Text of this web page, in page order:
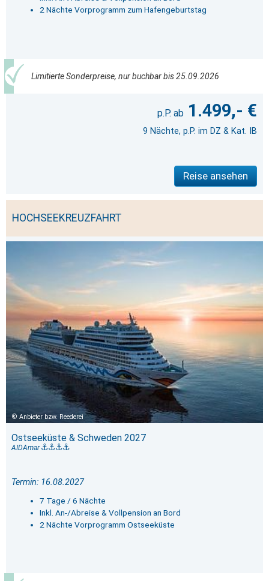
2 Nächte Vorprogramm zum Hafengeburtstag
Limitierte Sonderpreise, nur buchbar bis 25.09.2026
1.499,- €
9 Nächte, p.P. im DZ & Kat. IB
Reise ansehen
HOCHSEEKREUZFAHRT
Anbieter bzw. Reederei
Ostseeküste & Schweden 2027
AIDAmar
Termin: 16.08.2027
7 Tage / 6 Nächte
Inkl. An-/Abreise & Vollpension an Bord
2 Nächte Vorprogramm Ostseeküste